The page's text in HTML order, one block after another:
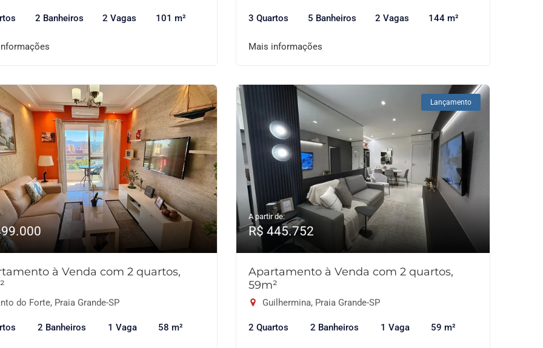
2 Banheiros 2 Vagas 101 m² 3 Quartos 5 Banheiros 2 Vagas 144 m²
Mais informações
à Venda com 2 quartos,
do Forte, Praia Grande-SP
2 Banheiros 1 Vaga 58 m²
Lançamento
A partir de:
R$ 445.752
Apartamento à Venda com 2 quartos,
59m²
Guilhermina, Praia Grande-SP
2 Quartos 2 Banheiros 1 Vaga 59 m²